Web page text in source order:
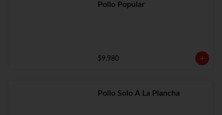
Pollo Popular
$9.980
Pollo Solo A La Plancha